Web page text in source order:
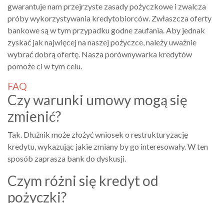
gwarantuje nam przejrzyste zasady pożyczkowe i zwalcza
próby wykorzystywania kredytobiorców. Zwłaszcza oferty
bankowe są w tym przypadku godne zaufania. Aby jednak
zyskać jak najwięcej na naszej pożyczce, należy uważnie
wybrać dobrą ofertę. Nasza porównywarka kredytów
pomoże ci w tym celu.
FAQ
Czy warunki umowy mogą się
zmienić?
Tak. Dłużnik może złożyć wniosek o restrukturyzację
kredytu, wykazując jakie zmiany by go interesowały. W ten
sposób zaprasza bank do dyskusji.
Czym różni się kredyt od
pożyczki?